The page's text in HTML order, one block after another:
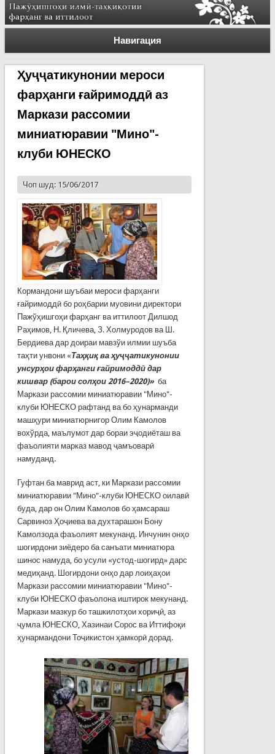
Навигация
Ҳуҷҷатикунонии мероси
фарҳанги ғайримоддӣ аз
Маркази рассомии
миниатюравии "Мино"-
клуби ЮНЕСКО
Чоп шуд: 15/06/2017
Кормандони шуъбаи мероси фарҳанги
ғайримоддӣ бо роҳбарии муовини директори
Пажўҳишгоҳи фарҳанг ва иттилоот Дилшод
Раҳимов, Н. Қличева, З. Холмуродов ва Ш.
Бердиева дар доираи мавзўи илмии шуъба
таҳти унвони «Таҳқиқ ва ҳуҷҷатикунонии
унсурҳои фарҳанги ғайримоддӣ дар
кишвар (барои солҳои 2016–2020)»ба
Маркази рассомии миниатюравии "Мино"-
клуби ЮНЕСКО рафтанд ва бо ҳунарманди
машҳури миниатюрнигор Олим Камолов
вохўрда, маълумот дар бораи эҷодиёташ ва
фаъолияти марказ мавод ҷамъоварӣ
намуданд.
Гуфтан ба маврид аст, ки Маркази рассомии
миниатюравии "Мино"-клуби ЮНЕСКО оилавӣ
буда, дар он Олим Камолов бо ҳамсараш
Сарвиноз Ҳоҷиева ва духтарашон Бону
Камолзода фаъолият мекунанд. Инчунин онҳо
шогирдони зиёдеро ба санъати миниатюра
шинос намуда, бо усули «устод-шогирд» дарс
медиҳанд. Шогирдони онҳо дар лоиҳаҳои
Маркази рассомии миниатюравии "Мино"-
клуби ЮНЕСКО фаъолона иштирок мекунанд.
Маркази мазкур бо ташкилотҳои хориҷӣ, аз
ҷумла ЮНЕСКО, Хазинаи Сорос ва Иттифоқи
ҳунармандони Тоҷикистон ҳамкорӣ дорад.